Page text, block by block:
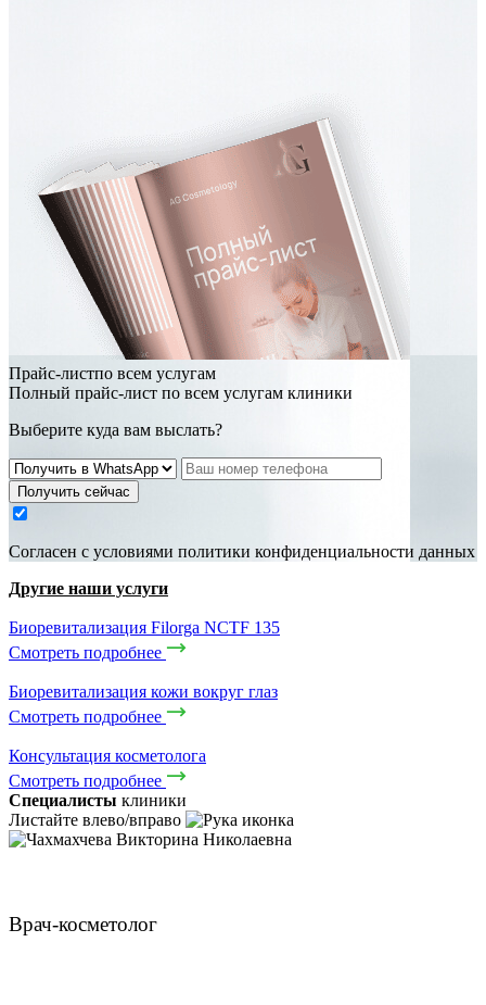
Прайс-листпо всем услугам
Полный прайс-лист по всем услугам клиники
Выберите куда вам выслать?
Получить сейчас
Cогласен с условиями политики конфиденциальности данных
Другие наши услуги
Биоревитализация Filorga NCTF 135
Смотреть подробнее
Биоревитализация кожи вокруг глаз
Смотреть подробнее
Консультация косметолога
Смотреть подробнее
Специалисты клиники
Листайте влево/вправо
Врач-косметолог